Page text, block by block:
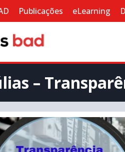
Publicações eLearning
–